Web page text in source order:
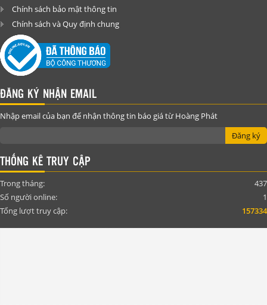
Chính sách bảo mật thông tin
Chính sách và Quy định chung
ĐĂNG KÝ NHẬN EMAIL
Nhập email của bạn để nhận thông tin báo giá từ Hoàng Phát
Đăng ký
THỐNG KÊ TRUY CẬP
Trong tháng:
437
Số người online:
1
Tổng lượt truy cập:
157334